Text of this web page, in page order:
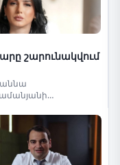
շարունակվում